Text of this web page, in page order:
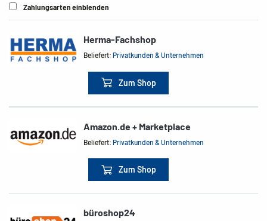
Zahlungsarten einblenden
Herma-Fachshop
Beliefert:Privatkunden & Unternehmen
Zum Shop
Amazon.de + Marketplace
Beliefert:Privatkunden & Unternehmen
Zum Shop
büroshop24